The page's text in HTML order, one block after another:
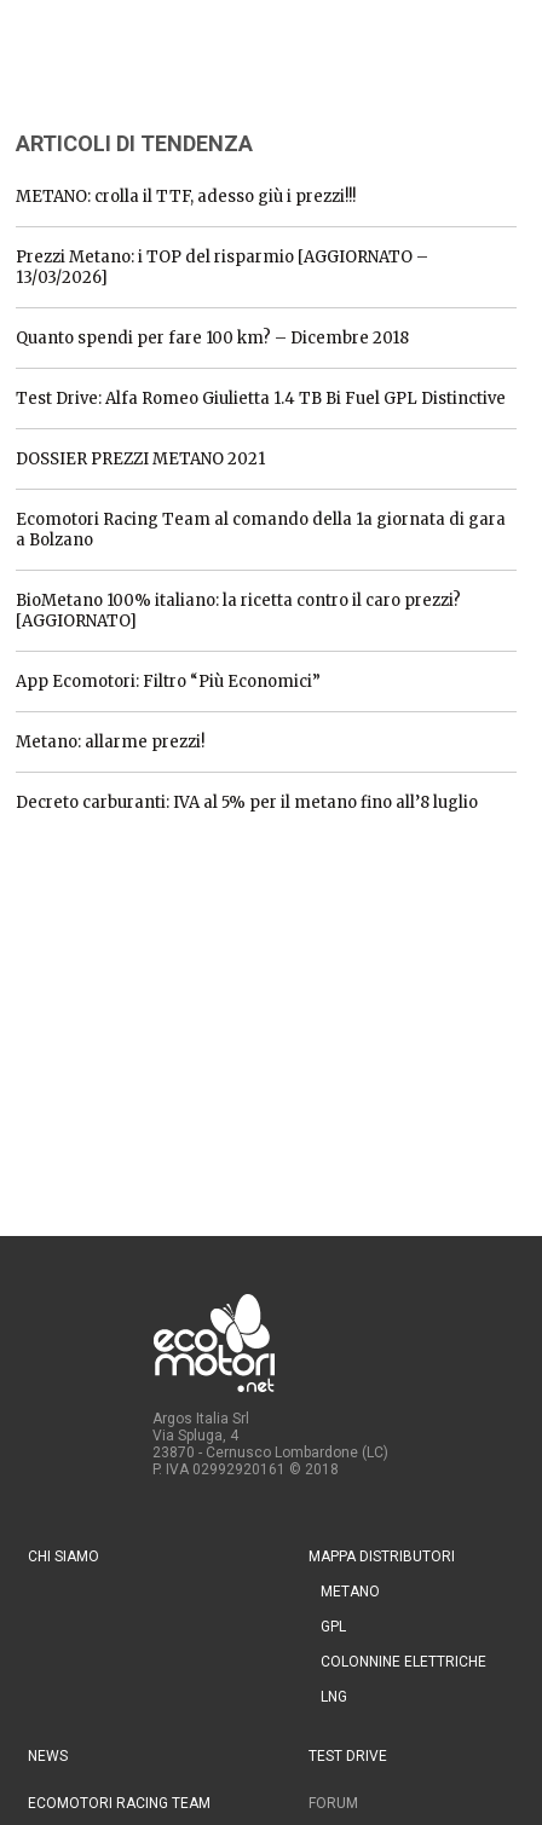
ARTICOLI DI TENDENZA
METANO: crolla il TTF, adesso giù i prezzi!!!
Prezzi Metano: i TOP del risparmio [AGGIORNATO –
13/03/2026]
Quanto spendi per fare 100 km? – Dicembre 2018
Test Drive: Alfa Romeo Giulietta 1.4 TB Bi Fuel GPL Distinctive
DOSSIER PREZZI METANO 2021
Ecomotori Racing Team al comando della 1a giornata di gara
a Bolzano
BioMetano 100% italiano: la ricetta contro il caro prezzi?
[AGGIORNATO]
App Ecomotori: Filtro “Più Economici”
Metano: allarme prezzi!
Decreto carburanti: IVA al 5% per il metano fino all’8 luglio
Argos Italia Srl
Via Spluga, 4
23870 - Cernusco Lombardone (LC)
P. IVA 02992920161 © 2018
CHI SIAMO MAPPA DISTRIBUTORI
METANO
GPL
COLONNINE ELETTRICHE
LNG
NEWS TEST DRIVE
ECOMOTORI RACING TEAM FORUM